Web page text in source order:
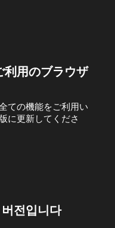
利用のブラウザ
ての機能をご利用い
に更新してくださ
전입니다